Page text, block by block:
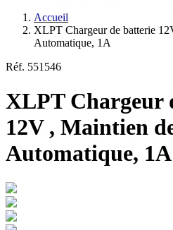
Accueil
XLPT Chargeur de batterie
Automatique, 1A
Réf. 551546
XLPT Chargeur
12V , Maintien
Automatique, 1A